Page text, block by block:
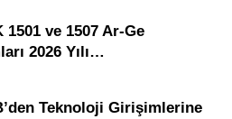
1501 ve 1507 Ar-Ge
2026 Yılı…
Teknoloji Girişimlerine